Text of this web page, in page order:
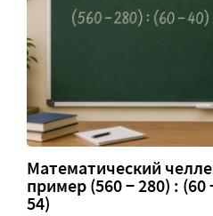
Математический
пример (560 − 280) : (60
54)